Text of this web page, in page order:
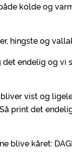
kolde og
hingste og
endelig og vi
vist og
print det
blive kåret: